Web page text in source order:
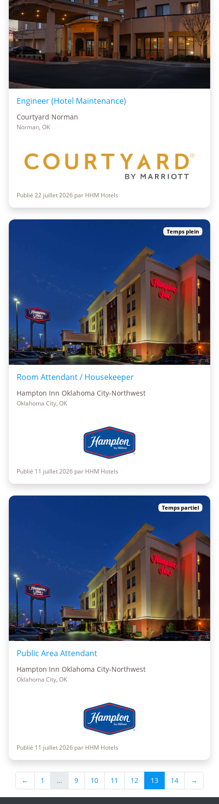
Engineer (Hotel Maintenance)
Courtyard Norman
Norman, OK
Publié 22 juillet 2026 par HHM Hotels
Temps plein
Room Attendant / Housekeeper
Hampton Inn Oklahoma City-Northwest
Oklahoma City, OK
Publié 11 juillet 2026 par HHM Hotels
Temps partiel
Public Area Attendant
Hampton Inn Oklahoma City-Northwest
Oklahoma City, OK
Publié 11 juillet 2026 par HHM Hotels
← 1 … 9 10 11 12 13 14 →